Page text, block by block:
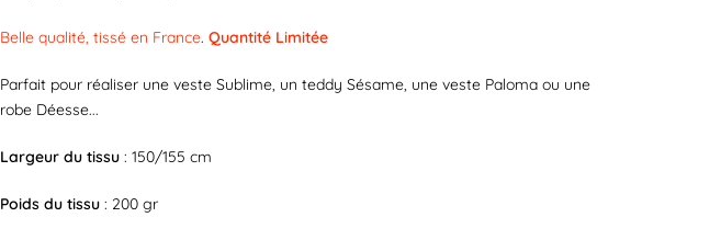
Belle qualité, tissé en France. Quantité Limitée
Parfait pour réaliser une veste Sublime, un teddy Sésame, une veste Paloma ou une
robe Déesse...
Largeur du tissu : 150/155 cm
Poids du tissu : 200 gr